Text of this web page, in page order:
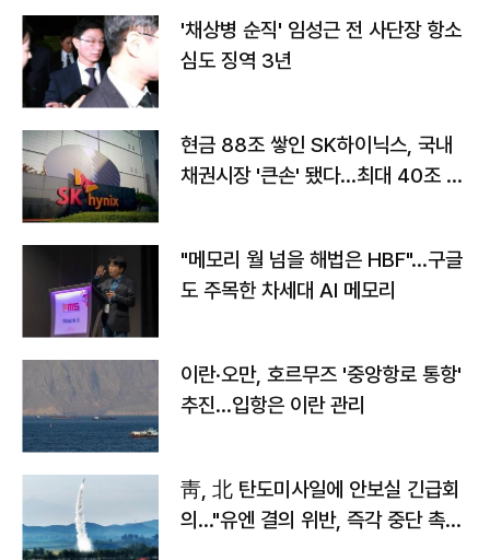
'채상병 순직' 임성근 전 사단장 항소
심도 징역 3년
현금 88조 쌓인 SK하이닉스, 국내
채권시장 '큰손' 됐다…최대 40조 투
"메모리 월 넘을 해법은 HBF"…구글
도 주목한 차세대 AI 메모리
이란·오만, 호르무즈 '중앙항로 통항'
추진…입항은 이란 관리
靑, 北 탄도미사일에 안보실 긴급회
의…"유엔 결의 위반, 즉각 중단 촉